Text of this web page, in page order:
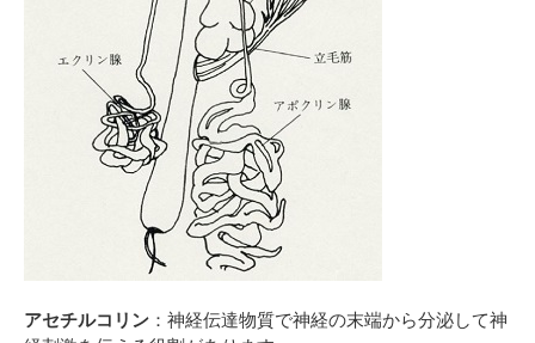
アセチルコリン ：神経伝達物質で神経の末端から分泌して神